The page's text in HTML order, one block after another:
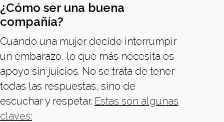
¿Cómo ser una buena
compañía?
Cuando una mujer decide interrumpir
un embarazo, lo que más necesita es
apoyo sin juicios. No se trata de tener
todas las respuestas, sino de
escuchar y respetar. Estas son algunas
claves: